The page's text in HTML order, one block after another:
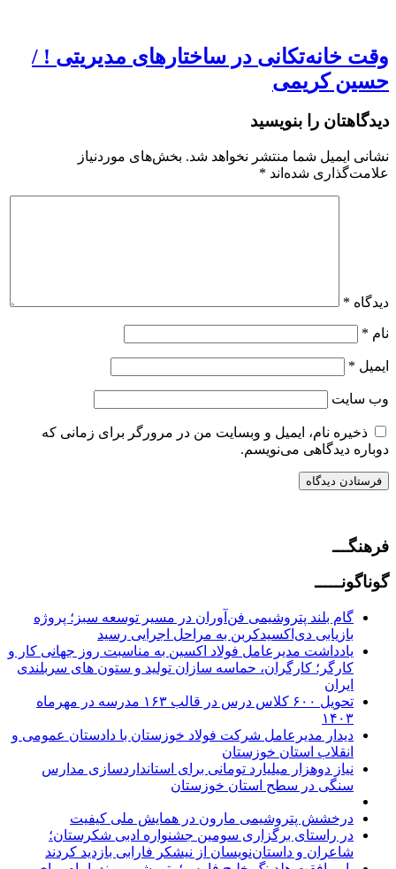
وقت خانه‌تکانی در ساختارهای مدیریتی ! /
حسین کریمی
دیدگاهتان را بنویسید
نشانی ایمیل شما منتشر نخواهد شد. بخش‌های موردنیاز
علامت‌گذاری شده‌اند *
دیدگاه *
نام *
ایمیل *
وب‌ سایت
ذخیره نام، ایمیل و وبسایت من در مرورگر برای زمانی که
دوباره دیدگاهی می‌نویسم.
فرهنگـــ
گوناگونـــــ
گام بلند پتروشیمی فن‌آوران در مسیر توسعه سبز؛ پروژه
بازیابی دی‌اکسیدکربن به مراحل اجرایی رسید
یادداشت مدیرعامل فولاد اکسین به مناسبت روز جهانی کار و
کارگر؛ کارگران، حماسه‌ سازان تولید و ستون‌ های سربلندی
ایران
تحویل ۶۰۰ کلاس درس در قالب ۱۶۳ مدرسه در مهرماه
۱۴۰۳
دیدار مدیرعامل شرکت فولاد خوزستان با دادستان عمومی و
انقلاب استان خوزستان
نیاز دوهزار میلیارد تومانی برای استانداردسازی مدارس
سنگی در سطح استان خوزستان
درخشش پتروشیمی مارون در همایش ملی کیفیت
در راستای برگزاری سومین جشنواره ادبی شکرستان؛
شاعران و داستان‌نویسان از نیشکر فارابی بازدید کردند